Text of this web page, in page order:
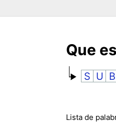
Que
S U B
Lista de